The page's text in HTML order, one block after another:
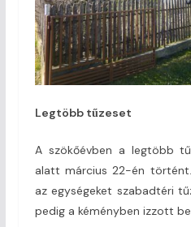
Legtöbb tűzeset
A szökőévben a legtöbb
alatt március 22-én
az egységeket szabadtéri
pedig a kéményben izzott